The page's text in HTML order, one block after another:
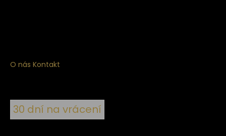
O nás Kontakt
30 dní na vrácení